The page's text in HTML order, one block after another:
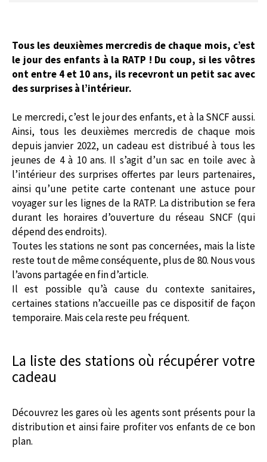
Tous les deuxièmes mercredis de chaque mois, c’est
le jour des enfants à la RATP ! Du coup, si les vôtres
ont entre 4 et 10 ans, ils recevront un petit sac avec
des surprises à l’intérieur.
Le mercredi, c’est le jour des enfants, et à la SNCF aussi.
Ainsi, tous les deuxièmes mercredis de chaque mois
depuis janvier 2022, un cadeau est distribué à tous les
jeunes de 4 à 10 ans. Il s’agit d’un sac en toile avec à
l’intérieur des surprises offertes par leurs partenaires,
ainsi qu’une petite carte contenant une astuce pour
voyager sur les lignes de la RATP. La distribution se fera
durant les horaires d’ouverture du réseau SNCF (qui
dépend des endroits).
Toutes les stations ne sont pas concernées, mais la liste
reste tout de même conséquente, plus de 80. Nous vous
l’avons partagée en fin d’article.
Il est possible qu’à cause du contexte sanitaires,
certaines stations n’accueille pas ce dispositif de façon
temporaire. Mais cela reste peu fréquent.
La liste des stations où récupérer votre
cadeau
Découvrez les gares où les agents sont présents pour la
distribution et ainsi faire profiter vos enfants de ce bon
plan.